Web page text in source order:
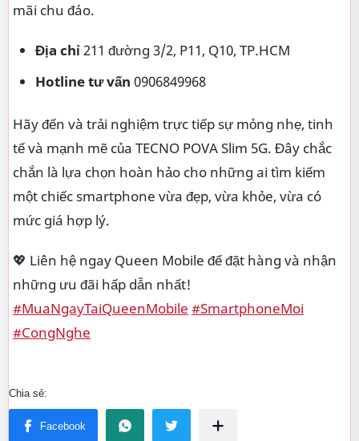
mãi chu đáo.
Địa chỉ211 đường 3/2, P11, Q10, TP.HCM
Hotline tư vấn 0906849968
Hãy đến và trải nghiệm trực tiếp sự mỏng nhẹ, tinh
tế và mạnh mẽ của TECNO POVA Slim 5G. Đây chắc
chắn là lựa chọn hoàn hảo cho những ai tìm kiếm
một chiếc smartphone vừa đẹp, vừa khỏe, vừa có
mức giá hợp lý.
💖 Liên hệ ngay Queen Mobile để đặt hàng và nhận
những ưu đãi hấp dẫn nhất!
#MuaNgayTaiQueenMobile #SmartphoneMoi
#CongNghe